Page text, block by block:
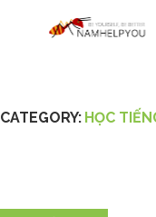
CATEGORY: HỌC